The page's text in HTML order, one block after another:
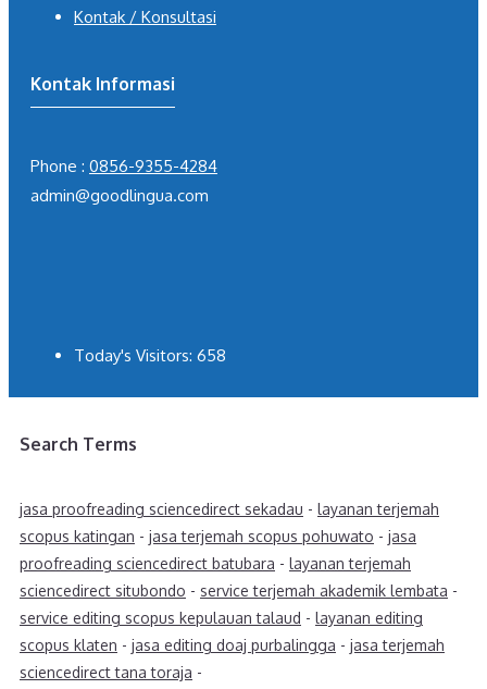
Kontak / Konsultasi
Kontak Informasi
Phone : 0856-9355-4284
admin@goodlingua.com
Today's Visitors: 658
Search Terms
jasa proofreading sciencedirect sekadau - layanan terjemah
scopus katingan - jasa terjemah scopus pohuwato - jasa
proofreading sciencedirect batubara - layanan terjemah
sciencedirect situbondo - service terjemah akademik lembata -
service editing scopus kepulauan talaud - layanan editing
scopus klaten - jasa editing doaj purbalingga - jasa terjemah
sciencedirect tana toraja -